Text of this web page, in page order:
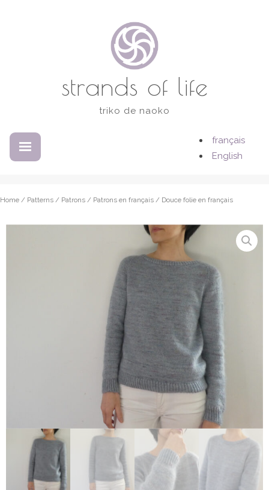
strands of life
triko de naoko
français
English
Home / Patterns / Patrons / Patrons en français / Douce folie en français